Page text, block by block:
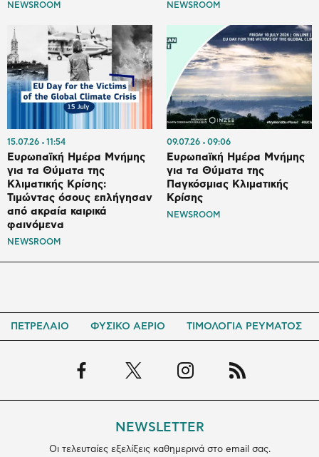
NEWSROOM NEWSROOM
15.07.26 11:54
Ευρωπαϊκή Ημέρα Μνήμης
για τα Θύματα της
Κλιματικής Κρίσης:
Τιμώντας όσους επλήγησαν
από ακραία καιρικά
φαινόμενα
NEWSROOM
09.07.26 09:06
Ευρωπαϊκή Ημέρα Μνήμης
για τα Θύματα της
Παγκόσμιας Κλιματικής
Κρίσης
NEWSROOM
ΠΕΤΡΕΛΑΙΟ ΦΥΣΙΚΟ ΑΕΡΙΟ ΤΙΜΟΛΟΓΙΑ ΡΕΥΜΑΤΟΣ
NEWSLETTER
Οι τελευταίες εξελίξεις καθημερινά στο email σας.